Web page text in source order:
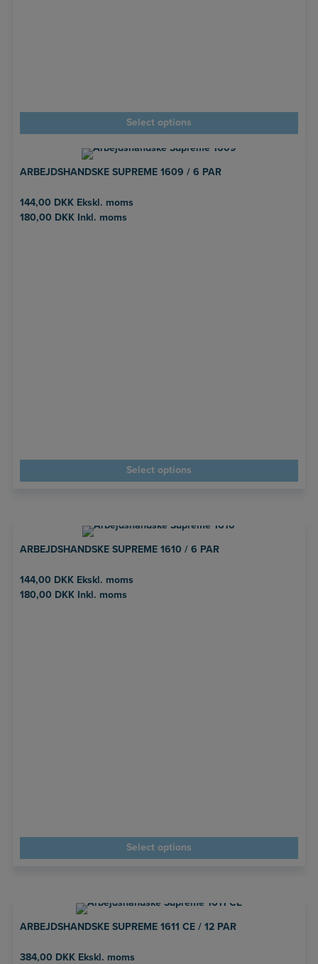
Select options
ARBEJDSHANDSKE SUPREME 1609 / 6 PAR
144,00 DKKEkskl. moms
180,00 DKKInkl. moms
Select options
ARBEJDSHANDSKE SUPREME 1610 / 6 PAR
144,00 DKKEkskl. moms
180,00 DKKInkl. moms
Select options
ARBEJDSHANDSKE SUPREME 1611 CE / 12 PAR
384,00 DKKEkskl. moms